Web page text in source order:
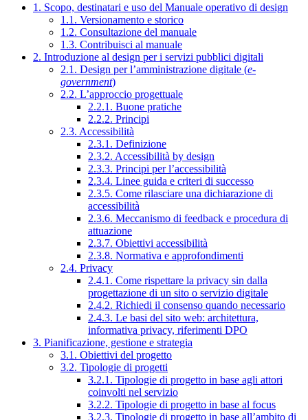
1. Scopo, destinatari e uso del Manuale operativo di design
1.1. Versionamento e storico
1.2. Consultazione del manuale
1.3. Contribuisci al manuale
2. Introduzione al design per i servizi pubblici digitali
2.1. Design per l’amministrazione digitale (e-
government)
2.2. L’approccio progettuale
2.2.1. Buone pratiche
2.2.2. Principi
2.3. Accessibilità
2.3.1. Definizione
2.3.2. Accessibilità by design
2.3.3. Principi per l’accessibilità
2.3.4. Linee guida e criteri di successo
2.3.5. Come rilasciare una dichiarazione di
accessibilità
2.3.6. Meccanismo di feedback e procedura di
attuazione
2.3.7. Obiettivi accessibilità
2.3.8. Normativa e approfondimenti
2.4. Privacy
2.4.1. Come rispettare la privacy sin dalla
progettazione di un sito o servizio digitale
2.4.2. Richiedi il consenso quando necessario
2.4.3. Le basi del sito web: architettura,
informativa privacy, riferimenti DPO
3. Pianificazione, gestione e strategia
3.1. Obiettivi del progetto
3.2. Tipologie di progetti
3.2.1. Tipologie di progetto in base agli attori
coinvolti nel servizio
3.2.2. Tipologie di progetto in base al focus
3.2.3. Tipologie di progetto in base all’ambito di